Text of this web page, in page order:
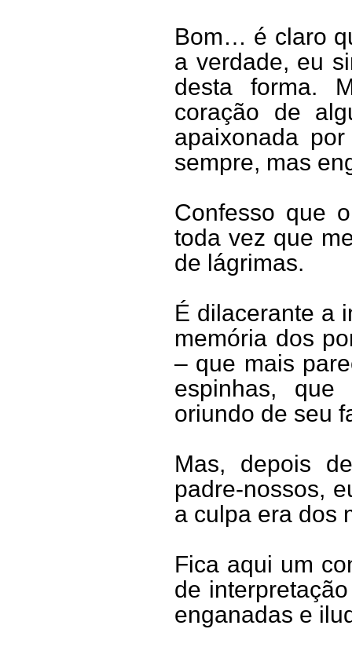
Bom… é claro
a verdade, eu
desta forma.
coração de
apaixonada
sempre, mas
Confesso que
toda vez que
de lágrimas.
É dilacerante a
memória dos
– que mais
espinhas, que
oriundo de seu
Mas, depois
padre-nossos,
a culpa era dos
Fica aqui um
de
enganadas e